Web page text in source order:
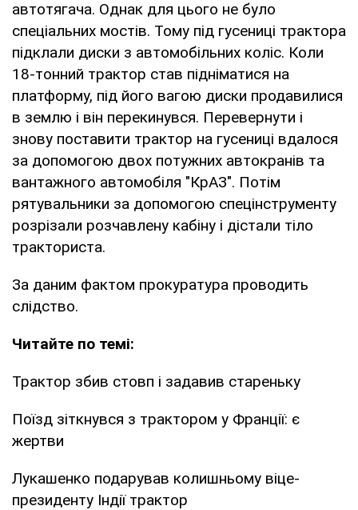
автотягача. Однак для цього не було
спеціальних мостів. Тому під гусениці трактора
підклали диски з автомобільних коліс. Коли
18-тонний трактор став підніматися на
платформу, під його вагою диски продавилися
в землю і він перекинувся. Перевернути і
знову поставити трактор на гусениці вдалося
за допомогою двох потужних автокранів та
вантажного автомобіля "КрАЗ". Потім
рятувальники за допомогою спецінструменту
розрізали розчавлену кабіну і дістали тіло
тракториста.
За даним фактом прокуратура проводить
слідство.
Читайте по темі:
Трактор збив стовп і задавив стареньку
Поїзд зіткнувся з трактором у Франції: є
жертви
Лукашенко подарував колишньому віце-
президенту Індії трактор